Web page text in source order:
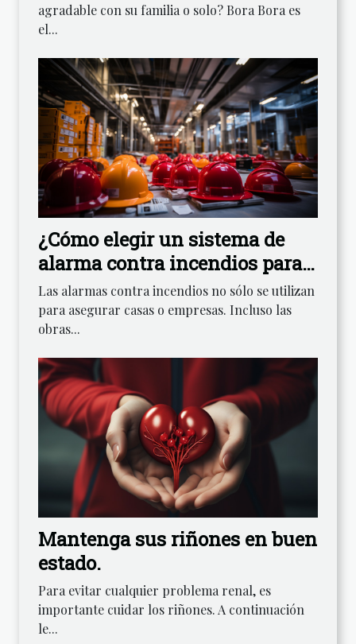
agradable con su familia o solo? Bora Bora es
el...
¿Cómo elegir un sistema de
alarma contra incendios para
una obra?
Las alarmas contra incendios no sólo se utilizan
para asegurar casas o empresas. Incluso las
obras...
Mantenga sus riñones en buen
estado.
Para evitar cualquier problema renal, es
importante cuidar los riñones. A continuación
le...